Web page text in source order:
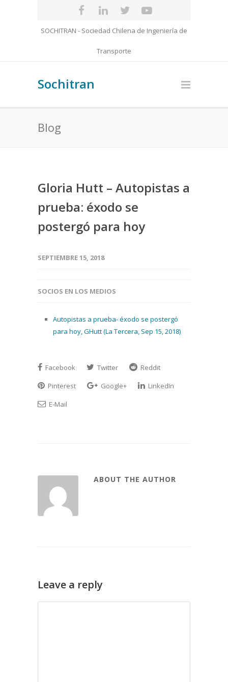
SOCHITRAN - Sociedad Chilena de Ingeniería de
Transporte
Sochitran
Blog
Gloria Hutt – Autopistas a
prueba: éxodo se
postergó para hoy
SEPTIEMBRE 15, 2018
SOCIOS EN LOS MEDIOS
Autopistas a prueba- éxodo se postergó
para hoy, GHutt (La Tercera, Sep 15, 2018)
Facebook Twitter
Reddit
Pinterest
Google+
LinkedIn
E-Mail
ABOUT THE AUTHOR
Leave a reply